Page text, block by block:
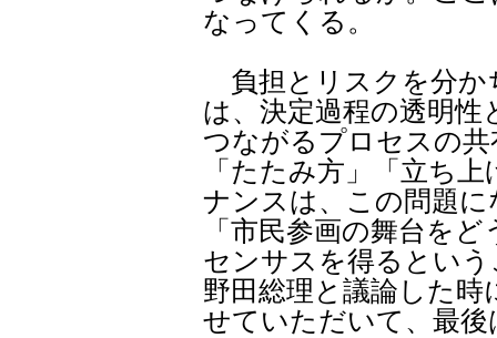
なってくる。
負担とリスクを分か
は、決定過程の透明性
つながるプロセスの
「たたみ方」「立ち
ナンスは、この問題
「市民参画の舞台を
センサスを得るとい
野田総理と議論した時
せていただいて、最